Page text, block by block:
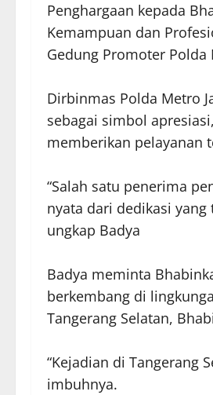
Penghargaan kepada
Kemampuan dan
Gedung Promoter Polda
Dirbinmas Polda Metro
sebagai simbol
memberikan pelayanan
“Salah satu penerima
nyata dari dedikasi
ungkap Badya
Badya meminta
berkembang di
Tangerang Selatan,
“Kejadian di Tangerang
imbuhnya.